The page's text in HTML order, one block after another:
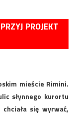
PROJEKT
mieście Rimini.
słynnego kurortu
się wyrwać,